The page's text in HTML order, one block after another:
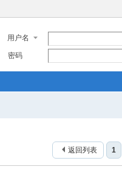
用户名
密码
1
返回列表